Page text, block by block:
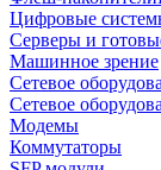
Цифровые
Серверы и
Машинное зрение
Сетевое
Сетевое
Модемы
Коммутаторы